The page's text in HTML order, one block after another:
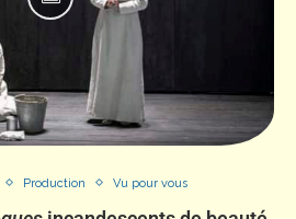
Production Vu pour vous